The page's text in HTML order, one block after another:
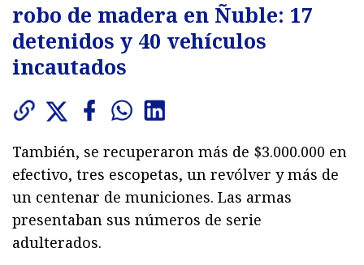
robo de madera en Ñuble: 17
detenidos y 40 vehículos
incautados
También, se recuperaron más de $3.000.000 en
efectivo, tres escopetas, un revólver y más de
un centenar de municiones. Las armas
presentaban sus números de serie
adulterados.